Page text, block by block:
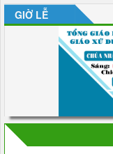
GIỜ LỄ